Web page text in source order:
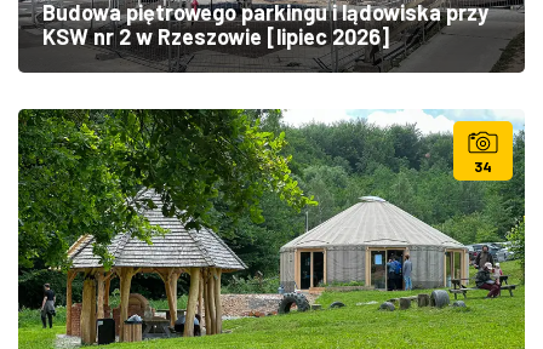
Budowa piętrowego parkingu i lądowiska przy
KSW nr 2 w Rzeszowie [lipiec 2026]
34